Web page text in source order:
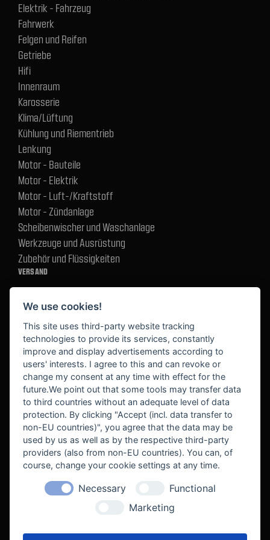
Elektrik - Fahrzeug
Fahrwerk
Felgen und Reifen
Getriebe
Hifi
Innenraum
Karosserie
Klima/Lüftung
Kühlung und Riementrieb
Lenkung
Motor - Bauteile
Motor - Elektrik
Motor - Luft-/Kraftstoff
Motor - Zündanlage
Scheibenwischer und Waschanlage
Werkzeuge und Ausrüstung
Zubehör und Flüssigkeiten
VERSAND
BEKANNT AUS
We use cookies!
This site uses third-party website tracking
technologies to provide its services, constantly
improve and display advertisements according to
users' interests. I agree to this and can revoke or
change my consent at any time with effect for the
future.We point out that some tools may transfer data
to third countries without an adequate level of data
protection. By clicking "Accept (incl. data transfer to
non-EU countries)", you agree that the data may be
used by us as well as by the respective third-party
providers (also from non-EU countries). You can, of
course, change your cookie settings at any time.
Necessary
Functional
Marketing